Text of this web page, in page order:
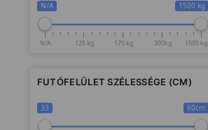
N/A 1500 kg
N/A 125 kg 170 kg 300kg 1500 kg
FUTÓFELÜLET SZÉLESSÉGE (CM)
33 60cm